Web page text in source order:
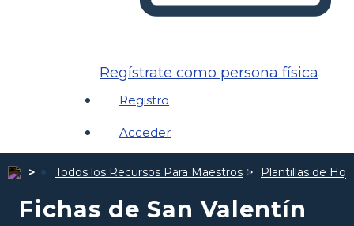
Regístrate como persona física
Registro
Acceder
Todos los Recursos Para Maestros Plantillas de
Fichas de San Valentín